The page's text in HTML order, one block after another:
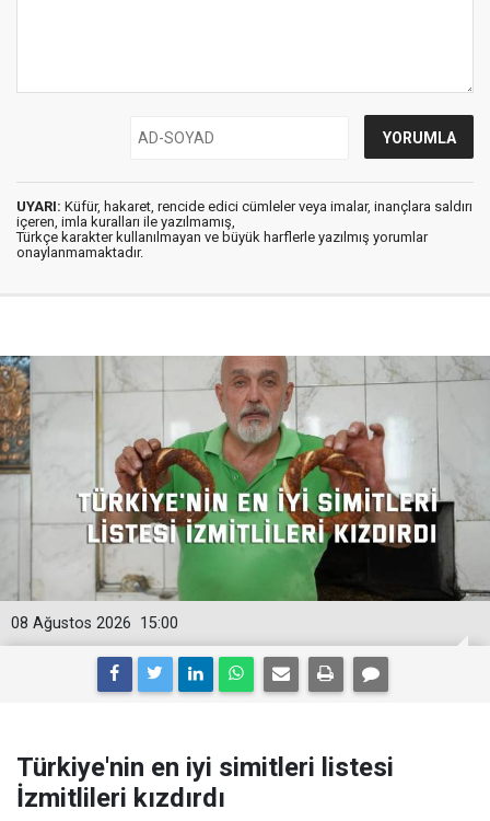
UYARI: Küfür, hakaret, rencide edici cümleler veya imalar, inançlara saldırı
içeren, imla kuralları ile yazılmamış,
Türkçe karakter kullanılmayan ve büyük harflerle yazılmış yorumlar
onaylanmamaktadır.
15:00
08 Ağustos 2026
Türkiye'nin en iyi simitleri listesi
İzmitlileri kızdırdı